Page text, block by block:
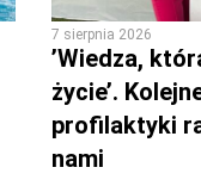
7 sierpnia 2026
’Wiedza,
życie’.
profilaktyki
nami